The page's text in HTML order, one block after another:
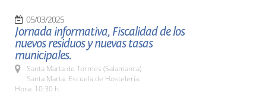
05/03/2025
Jornada informativa, Fiscalidad de los
nuevos residuos y nuevas tasas
municipales.
Santa Marta de Tormes (Salamanca)
Santa Marta. Escuela de Hostelería.
Hora: 10:30 h.